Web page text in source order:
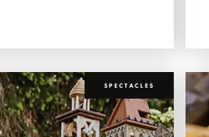
SPECTACLES